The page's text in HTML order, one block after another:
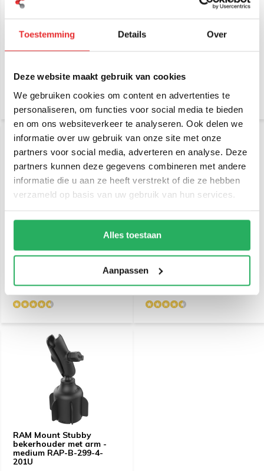
Toestemming Details Over
Deze website maakt gebruik van cookies
We gebruiken cookies om content en advertenties te
personaliseren, om functies voor social media te bieden
en om ons websiteverkeer te analyseren. Ook delen we
informatie over uw gebruik van onze site met onze
partners voor social media, adverteren en analyse. Deze
partners kunnen deze gegevens combineren met andere
informatie die u aan ze heeft verstrekt of die ze hebben
verzameld op basis van uw gebruik van hun services.
Alles toestaan
Aanpassen
met Ronde Basis en B-
€ 31,95Incl. btw
twistlock met B-klemarm
€ 49,95
RAM Mount Composiet
base vaste B-klemhouder
€ 16,49 Excl. btw
RAM Mount Small Tough-
Claw™ klem kort RAP-B-
400-201-AU
€ 59,95
€ 49,55 Excl. btw
RAM Mount Stubby
bekerhouder met arm -
medium RAP-B-299-4-
201U